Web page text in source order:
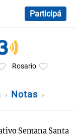
Participá
Rosario
Notas
Semana Santa